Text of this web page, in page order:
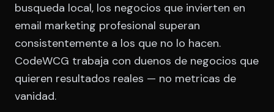
busqueda local, los negocios que invierten en
email marketing profesional superan
consistentemente a los que no lo hacen.
CodeWCG trabaja con duenos de negocios que
quieren resultados reales — no metricas de
vanidad.